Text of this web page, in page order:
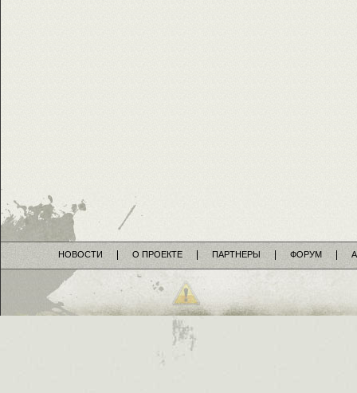
НОВОСТИ О ПРОЕКТЕ ПАРТНЕРЫ ФОРУМ